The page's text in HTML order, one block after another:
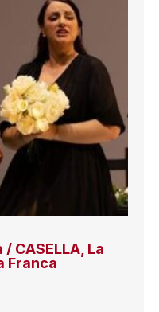
CASELLA, La
Franca